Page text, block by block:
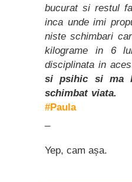
bucurat si restul
inca unde imi
niste schimbari
kilograme in 6
disciplinata in
si psihic si ma
schimbat viata.
#Paula
Yep, cam așa.